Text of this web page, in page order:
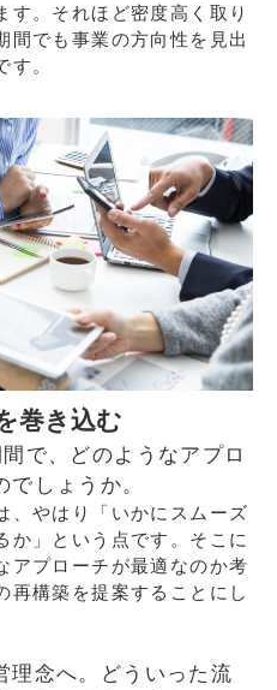
す。それほど密度高く取り
間でも事業の方向性を見出
。
巻き込む
で、どのようなアプロ
しょうか。
、やはり「いかにスムーズ
か」という点です。そこに
アプローチが最適なのか考
再構築を提案することにし
理念へ。どういった流